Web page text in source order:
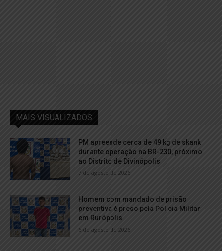
MAIS VISUALIZADOS
PM apreende cerca de 49 kg de skank
durante operação na BR-230, próximo
ao Distrito de Divinópolis
7 de agosto de 2026
Homem com mandado de prisão
preventiva é preso pela Polícia Militar
em Rurópolis
6 de agosto de 2026